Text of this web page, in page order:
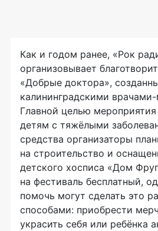
Как и годом ранее, «Рок
организовывает
«Добрые доктора»,
калининградскими
Главной целью
детям с тяжёлыми
средства организаторы
на строительство и
детского хосписа «Дом
на фестиваль бесплатный,
помочь могут сделать это
способами: приобрести
украсить себя или ребёнка